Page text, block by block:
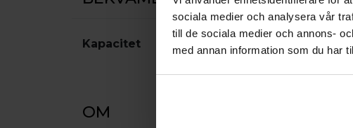
sociala medier och analysera vår
till de sociala medier och annons-
med annan information som du har
Kapacitet Antal bäddar:
OM